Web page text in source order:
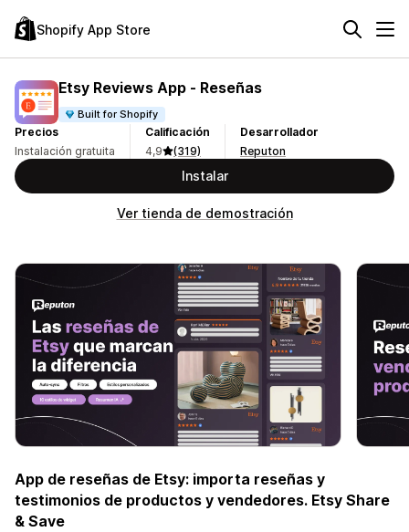
Shopify App Store
Etsy Reviews App ‑ Reseñas
Built for Shopify
Precios
Instalación gratuita
Calificación
4,9
(319)
Desarrollador
Reputon
Instalar
Ver tienda de demostración
App de reseñas de Etsy: importa reseñas y
testimonios de productos y vendedores. Etsy Share
& Save